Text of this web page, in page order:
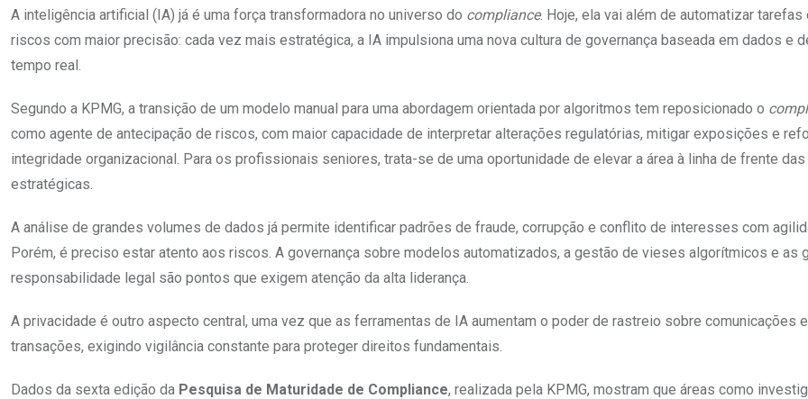
A inteligência artificial (IA) já é uma força transformadora no universo do compliance. Hoje, ela vai além de automatizar tarefas
riscos com maior precisão: cada vez mais estratégica, a IA impulsiona uma nova cultura de governança baseada em dados e
tempo real.
Segundo a KPMG, a transição de um modelo manual para uma abordagem orientada por algoritmos tem reposicionado o
como agente de antecipação de riscos, com maior capacidade de interpretar alterações regulatórias, mitigar exposições e
integridade organizacional. Para os profissionais seniores, trata-se de uma oportunidade de elevar a área à linha de frente
estratégicas.
A análise de grandes volumes de dados já permite identificar padrões de fraude, corrupção e conflito de interesses com
Porém, é preciso estar atento aos riscos. A governança sobre modelos automatizados, a gestão de vieses algorítmicos e as
responsabilidade legal são pontos que exigem atenção da alta liderança.
A privacidade é outro aspecto central, uma vez que as ferramentas de IA aumentam o poder de rastreio sobre comunicações e
transações, exigindo vigilância constante para proteger direitos fundamentais.
Dados da sexta edição da Pesquisa de Maturidade de Compliance, realizada pela KPMG, mostram que áreas como